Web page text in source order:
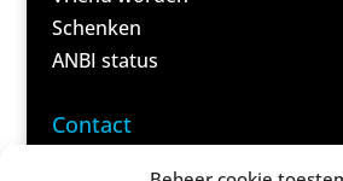
Schenken
ANBI status
Contact